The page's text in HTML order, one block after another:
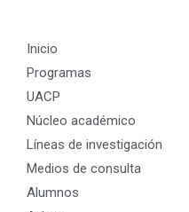
Inicio
Programas
UACP
Núcleo académico
Líneas de investigación
Medios de consulta
Alumnos